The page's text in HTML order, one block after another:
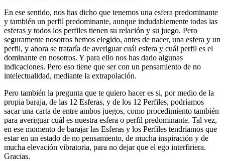
En ese sentido, nos has dicho que tenemos una esfera predominante
y también un perfil predominante, aunque indudablemente todas las
esferas y todos los perfiles tienen su relación y su juego. Pero
seguramente nosotros hemos elegido, antes de nacer, una esfera y un
perfil, y ahora se trataría de averiguar cuál esfera y cuál perfil es el
dominante en nosotros. Y para ello nos has dado algunas
indicaciones. Pero eso tiene que ser con un pensamiento de no
intelectualidad, mediante la extrapolación.
Pero también la pregunta que te quiero hacer es si, por medio de la
propia baraja, de las 12 Esferas, y de los 12 Perfiles, podríamos
sacar una carta de entre ambos juegos, como procedimiento también
para averiguar cuál es nuestra esfera o perfil predominante. Tal vez,
en ese momento de barajar las Esferas y los Perfiles tendríamos que
estar en un estado de no pensamiento, de mucha inspiración y de
mucha elevación vibratoria, para no dejar que el ego interfiriera.
Gracias.